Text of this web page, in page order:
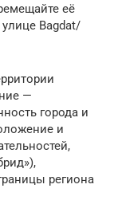
её
Bagdat/
—
города и
и
региона